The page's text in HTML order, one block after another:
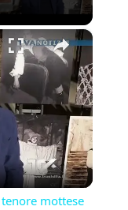
×
mottese